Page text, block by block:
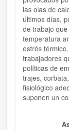
las olas de
últimos días,
de trabajo
temperatura
estrés
trabajadores
políticas de
trajes,
fisiológico
suponen un